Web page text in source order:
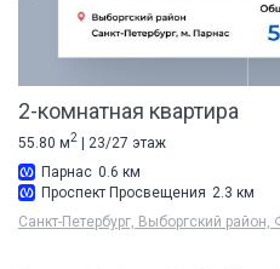
2-комнатная квартира
55.80 м2 | 23/27 этаж
Парнас 0.6 км
Проспект Просвещения 2.3 км
Санкт-Петербург, Выборгский